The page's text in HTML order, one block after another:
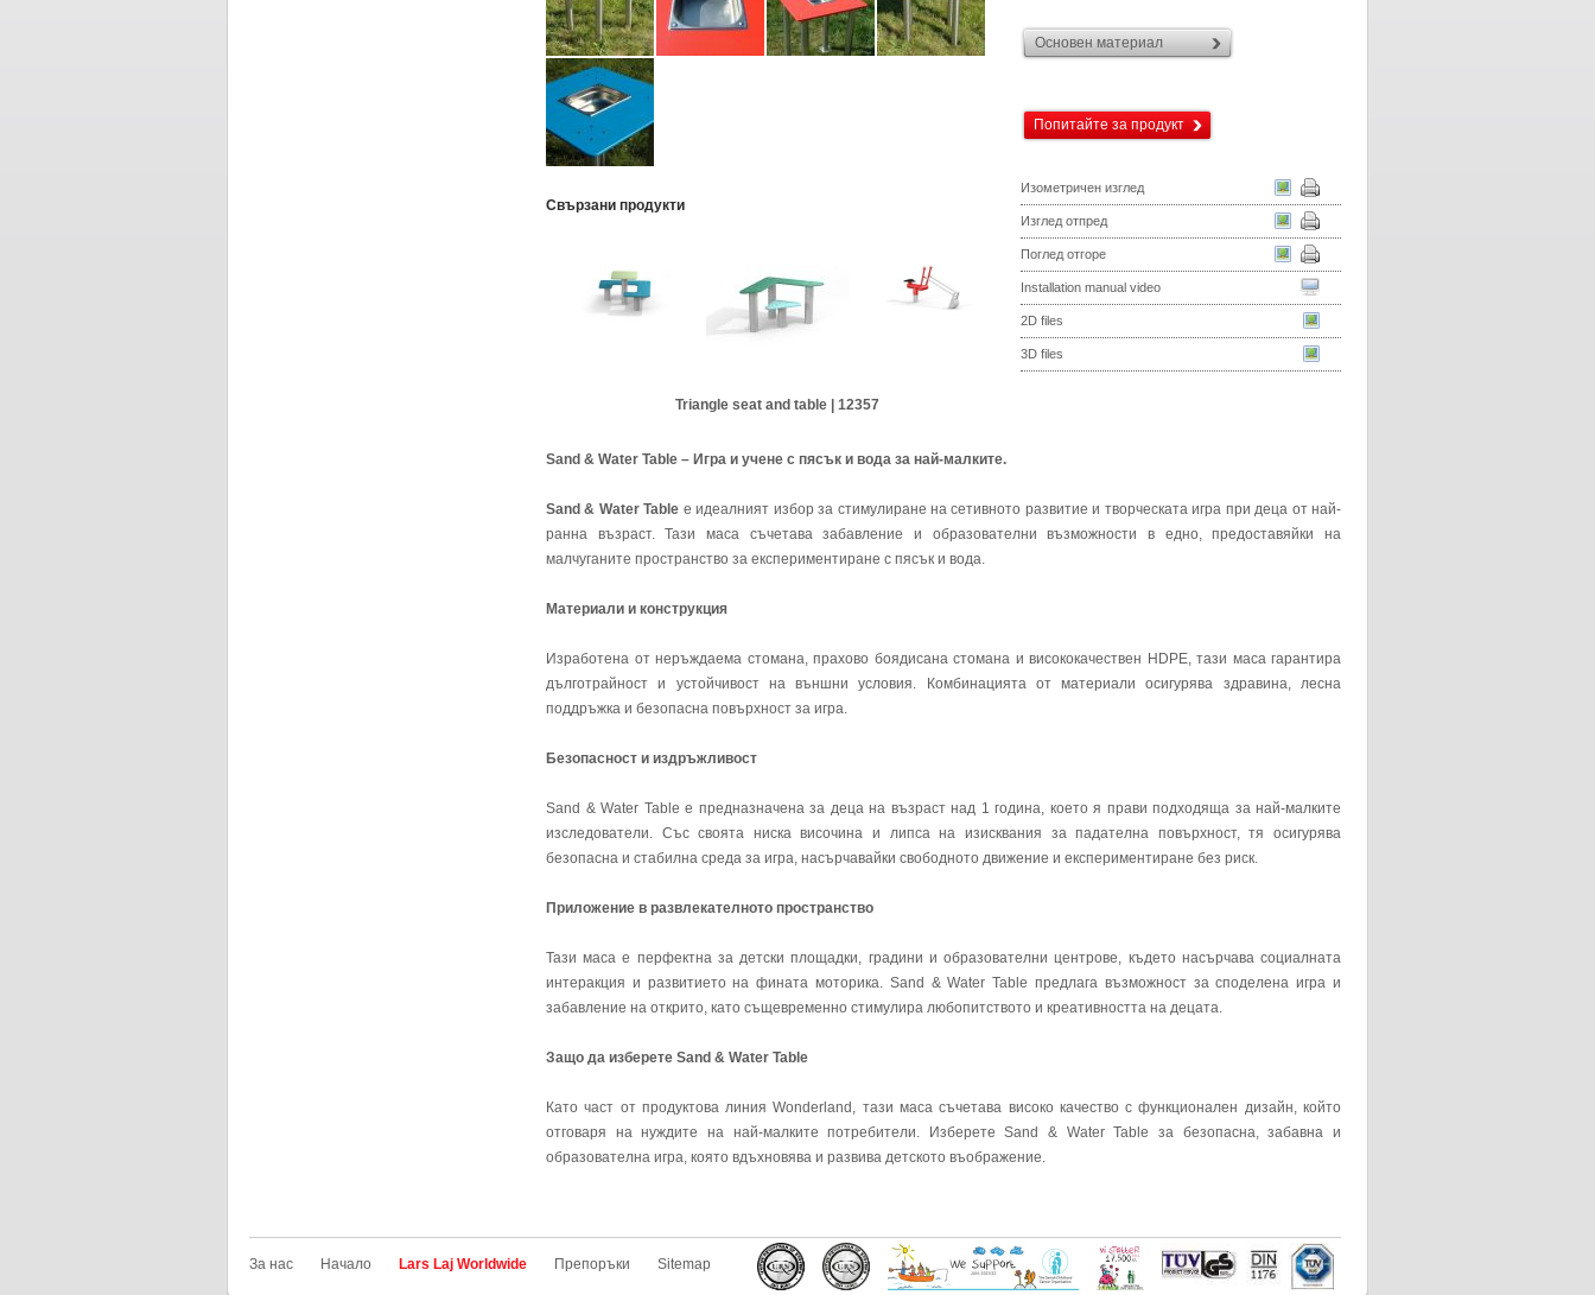
Свързани продукти
Triangle seat and table | 12357
Основен материал
Попитайте за продукт
Изометричен изглед
Изглед отпред
Поглед отгоре
Installation manual video
2D files
3D files
Sand & Water Table – Игра и учене с пясък и вода за най-малките.
Sand & Water Table е идеалният избор за стимулиране на сетивното развитие и творческата игра при деца от най-
ранна възраст. Тази маса съчетава забавление и образователни възможности в едно, предоставяйки на
малчуганите пространство за експериментиране с пясък и вода.
Материали и конструкция
Изработена от неръждаема стомана, прахово боядисана стомана и висококачествен HDPE, тази маса гарантира
дълготрайност и устойчивост на външни условия. Комбинацията от материали осигурява здравина, лесна
поддръжка и безопасна повърхност за игра.
Безопасност и издръжливост
Sand & Water Table е предназначена за деца на възраст над 1 година, което я прави подходяща за най-малките
изследователи. Със своята ниска височина и липса на изисквания за падателна повърхност, тя осигурява
безопасна и стабилна среда за игра, насърчавайки свободното движение и експериментиране без риск.
Приложение в развлекателното пространство
Тази маса е перфектна за детски площадки, градини и образователни центрове, където насърчава социалната
интеракция и развитието на фината моторика. Sand & Water Table предлага възможност за споделена игра и
забавление на открито, като същевременно стимулира любопитството и креативността на децата.
Защо да изберете Sand & Water Table
Като част от продуктова линия Wonderland, тази маса съчетава високо качество с функционален дизайн, който
отговаря на нуждите на най-малките потребители. Изберете Sand & Water Table за безопасна, забавна и
образователна игра, която вдъхновява и развива детското въображение.
За нас Начало Lars Laj Worldwide Препоръки Sitemap